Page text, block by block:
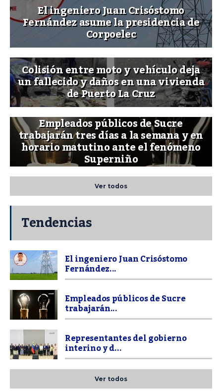
El ingeniero Juan Crisóstomo
Fernández asume la presidencia de
Corpoelec
Colisión entre moto y vehículo deja
un fallecido y daños en una vivienda
de Puerto La Cruz
Empleados públicos de Sucre
trabajarán tres días a la semana y en
horario matutino ante el fenómeno
Superniño
Ver todos
Tendencias
El ingeniero Juan Crisóstomo
Fernández...
Empleados públicos de Sucre
trabajarán...
Representantes del gobierno
interino y d...
Ver todos